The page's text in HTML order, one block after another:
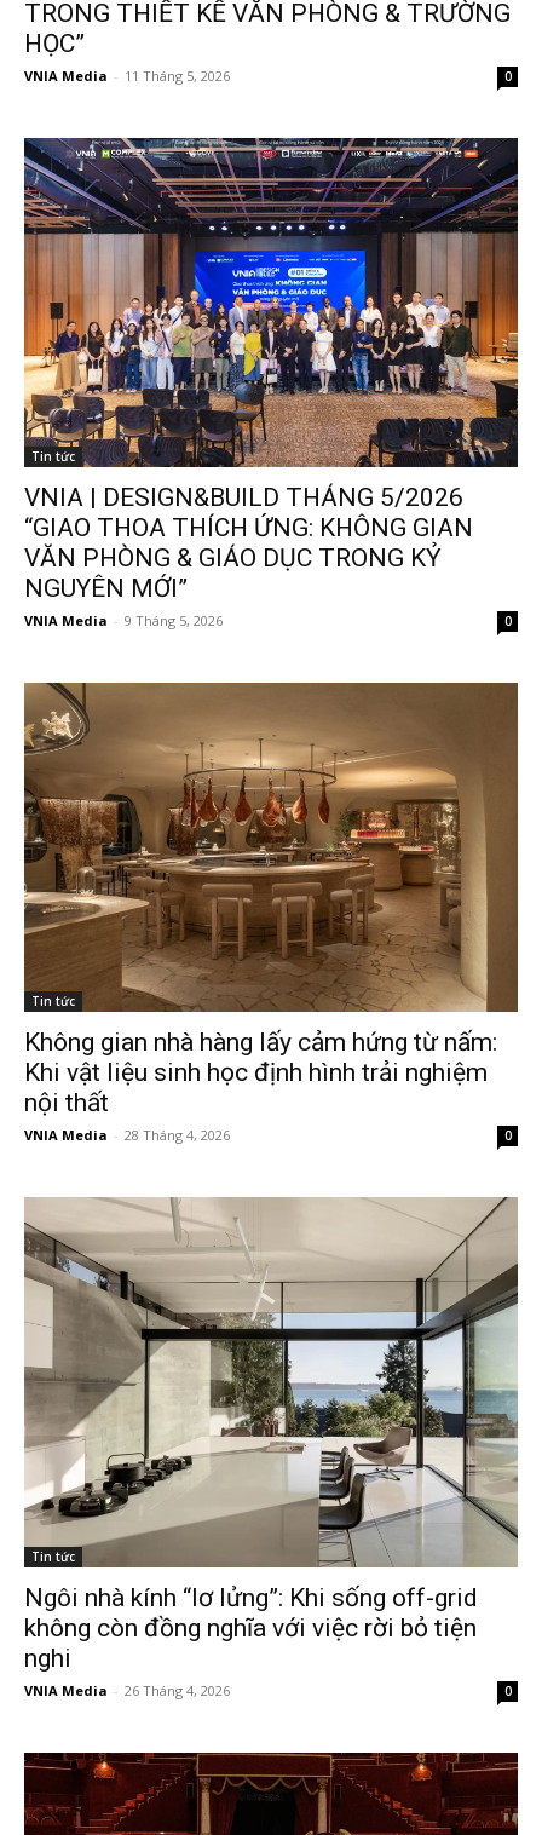
TRONG THIẾT KẾ VĂN PHÒNG & TRƯỜNG
HỌC”
VNIA Media - 11 Tháng 5, 2026 0
Tin tức
VNIA | DESIGN&BUILD THÁNG 5/2026
“GIAO THOA THÍCH ỨNG: KHÔNG GIAN
VĂN PHÒNG & GIÁO DỤC TRONG KỶ
NGUYÊN MỚI”
VNIA Media - 9 Tháng 5, 2026 0
Tin tức
Không gian nhà hàng lấy cảm hứng từ nấm:
Khi vật liệu sinh học định hình trải nghiệm
nội thất
VNIA Media - 28 Tháng 4, 2026 0
Tin tức
Ngôi nhà kính “lơ lửng”: Khi sống off-grid
không còn đồng nghĩa với việc rời bỏ tiện
nghi
VNIA Media - 26 Tháng 4, 2026 0